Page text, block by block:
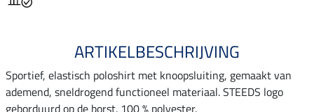
ARTIKELBESCHRIJVING
Sportief, elastisch poloshirt met knoopsluiting, gemaakt van
ademend, sneldrogend functioneel materiaal. STEEDS logo
geborduurd op de borst. 100 % polyester.